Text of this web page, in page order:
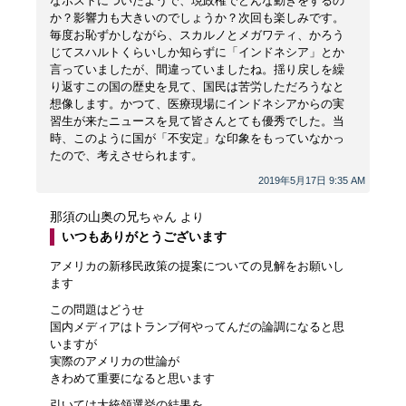
2019年5月17日 9:35 AM
か？影響力も大きいのでしょうか？次回も楽しみです。
毎度お恥ずかしながら、スカルノとメガワティ、かろう
じてスハルトくらいしか知らずに「インドネシア」とか
言っていましたが、間違っていましたね。揺り戻しを繰
り返すこの国の歴史を見て、国民は苦労しただろうなと
想像します。かつて、医療現場にインドネシアからの実
習生が来たニュースを見て皆さんとても優秀でした。当
時、このように国が「不安定」な印象をもっていなかっ
たので、考えさせられます。
那須の山奥の兄ちゃん より
いつもありがとうございます
アメリカの新移民政策の提案についての見解をお願いし
ます
この問題はどうせ
国内メディアはトランプ何やってんだの論調になると思
いますが
実際のアメリカの世論が
きわめて重要になると思います